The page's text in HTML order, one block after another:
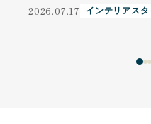
2026.07.17 インテリアス